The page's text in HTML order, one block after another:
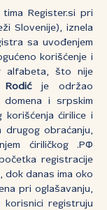
Register.si pri
Slovenije), iznela
sa uvođenjem
korišćenje i
alfabeta, što nije
Rodićje održao
i srpskim
korišćenja ćirilice i
drugog obraćanju,
ćiriličkog .РФ
registracije
dok danas ima oko
pri oglašavanju,
registruju